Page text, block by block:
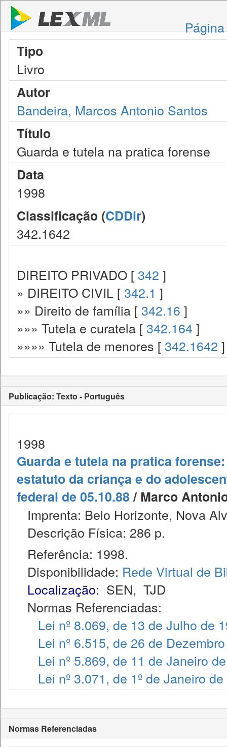
Tipo
Livro
Autor
Bandeira, Marcos Antonio Santos
Título
Guarda e tutela na pratica forense
Data
1998
Classificação (CDDir)
342.1642
DIREITO PRIVADO [ 342 ]
» DIREITO CIVIL [ 342.1 ]
»» Direito de família [ 342.16 ]
»»» Tutela e curatela [ 342.164 ]
»»»» Tutela de menores [ 342.1642 ]
Publicação: Texto - Português
1998
Guarda e tutela na pratica
estatuto da criança e do
federal de 05.10.88/ Marco
Imprenta: Belo Horizonte, Nova
Descrição Física: 286 p.
Referência: 1998.
Disponibilidade: Rede Virtual de
Localização: SEN, TJD
Normas Referenciadas:
Lei nº 8.069, de 13 de Julho de
Lei nº 6.515, de 26 de
Lei nº 5.869, de 11 de Janeiro
Lei nº 3.071, de 1º de Janeiro
Normas Referenciadas